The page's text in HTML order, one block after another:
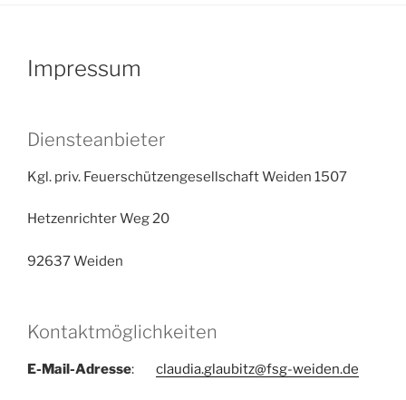
Impressum
Diensteanbieter
Kgl. priv. Feuerschützengesellschaft Weiden 1507
Hetzenrichter Weg 20
92637 Weiden
Kontaktmöglichkeiten
E-Mail-Adresse: claudia.glaubitz@fsg-weiden.de